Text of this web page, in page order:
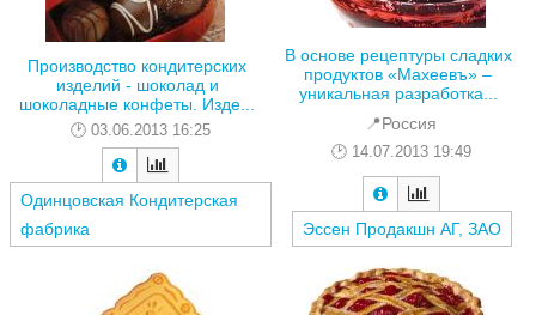
Производство кондитерских
изделий - шоколад и
шоколадные конфеты. Изде...
03.06.2013 16:25
Одинцовская Кондитерская
фабрика
В основе рецептуры сладких
продуктов «Махеевъ» –
уникальная разработка...
📍Россия
14.07.2013 19:49
Эссен Продакшн АГ, ЗАО